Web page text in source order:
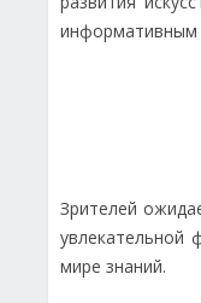
информативным
Зрителей
увлекательной
мире знаний.